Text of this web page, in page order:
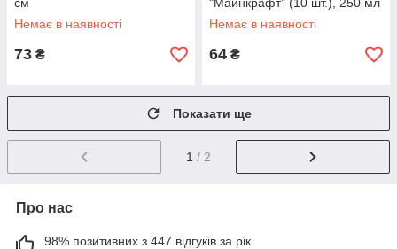
Немає в наявності
73 ₴
Немає в наявності
64 ₴
Показати ще
1 / 2
Про нас
98% позитивних з 447 відгуків за рік